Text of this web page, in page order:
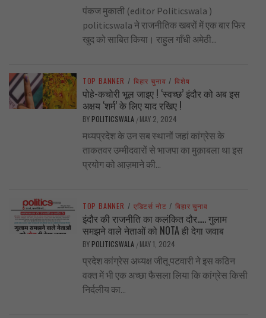
पंकज मुकाती (editor Politicswala )
politicswala ने राजनीतिक खबरों में एक बार फिर
खुद को साबित किया। राहुल गाँधी अमेठी...
TOP BANNER / बिहार चुनाव / विशेष
पोहे-कचोरी भूल जाइए ! ‘स्वच्छ’ इंदौर को अब इस
अक्षय ‘शर्म’ के लिए याद रखिए !
BY POLITICSWALA / MAY 2, 2024
मध्यप्रदेश के उन सब स्थानों जहां कांग्रेस के
ताकतवर उम्मीदवारों से भाजपा का मुक़ाबला था इस
प्रयोग को आज़माने की...
TOP BANNER / एडिटर्स नोट / बिहार चुनाव
इंदौर की राजनीति का कलंकित दौर….. गुलाम
समझने वाले नेताओं को NOTA ही देगा जवाब
BY POLITICSWALA / MAY 1, 2024
प्रदेश कांग्रेस अध्यक्ष जीतू पटवारी ने इस कठिन
वक्त में भी एक अच्छा फैसला लिया कि कांग्रेस किसी
निर्दलीय का...